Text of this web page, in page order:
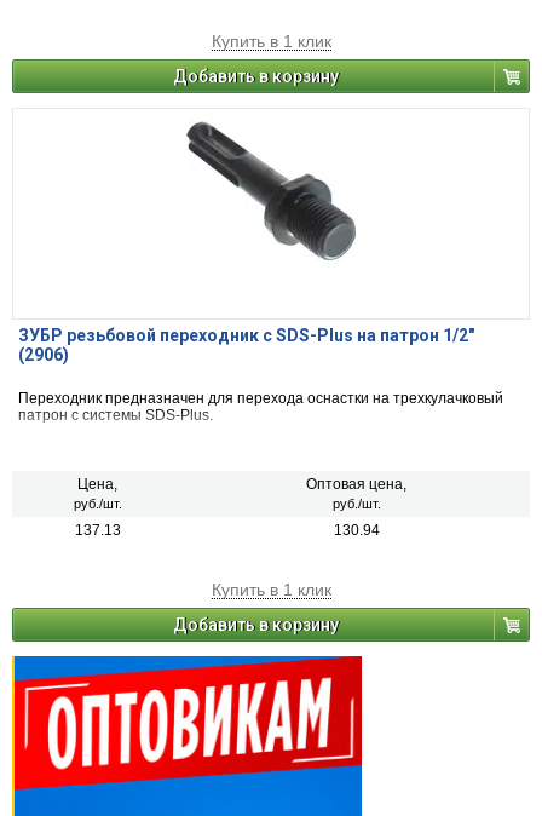
Купить в 1 клик
Добавить в корзину
ЗУБР резьбовой переходник с SDS-Plus на патрон 1/2″
(2906)
Переходник предназначен для перехода оснастки на трехкулачковый
патрон с системы SDS-Plus.
Цена,
руб./шт.
Оптовая цена,
руб./шт.
137.13 130.94
Купить в 1 клик
Добавить в корзину